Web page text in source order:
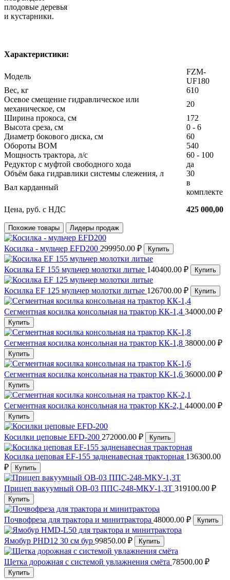
плодовые деревья
и кустарники.
Характеристики:
Модель
FZM-
UF180
Вес, кг
610
Осевое смещение гидравлическое или
механическое, см
20
Ширина прокоса, см
172
Высота среза, см
0 - 6
Диаметр бокового диска, см
60
Обороты ВОМ
540
Мощность трактора, л/с
60 - 100
Редуктор с муфтой свободного хода
да
Объём бака гидравлики системы слежения, л
30
Вал карданный
в
комплекте
Цена, руб. с НДС
425 000,00
Похожие товары Лидеры продаж
Косилка - мульчер EFD200 299950.00 ₽ Купить
Косилка EF 155 мульчер молотки литые 140400.00 ₽ Купить
Косилка EF 125 мульчер молотки литые 126700.00 ₽ Купить
Сегментная косилка консольная на трактор КК-1,4 34000.00 ₽
Купить
Сегментная косилка консольная на трактор КК-1,8 38000.00 ₽
Купить
Сегментная косилка консольная на трактор КК-1,6 36000.00 ₽
Купить
Сегментная косилка консольная на трактор КК-2,1 44000.00 ₽
Купить
Косилки цеповые EFD-200 272000.00 ₽ Купить
Косилка цеповая EF-155 задненавесная тракторная 136300.00
₽
Купить
Прицеп вакуумный ОВ-03 ППС-248-МКУ-1,3Т 319100.00 ₽
Купить
Почвофреза для трактора и минитрактора 48000.00 ₽ Купить
Ямобур PHD12 30 см бур 99850.00 ₽ Купить
Щетка дорожная с системой увлажнения смёта 78500.00 ₽
Купить